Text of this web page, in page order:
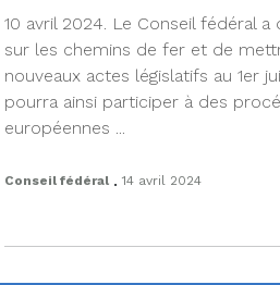
10 avril 2024. Le Conseil fédéral
sur les chemins de fer et de
nouveaux actes législatifs au 1er
pourra ainsi participer à des
européennes ...
Conseil fédéral . 14 avril 2024